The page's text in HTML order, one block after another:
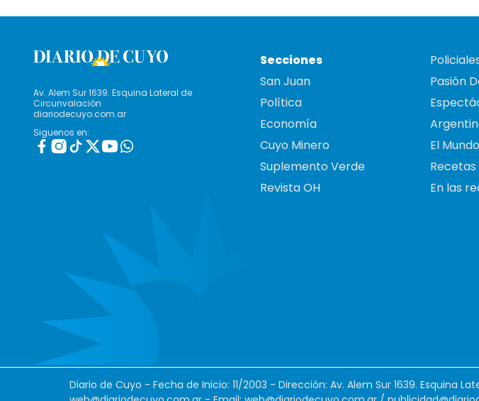
Av. Alem Sur 1639. Esquina Lateral de
Circunvalación
diariodecuyo.com.ar
Siguenos en:
Secciones
San Juan
Política
Economía
Cuyo Minero
Suplemento Verde
Revista OH
Pasión
El Mundo
Recetas
En las
Diario de Cuyo - Fecha de Inicio: 11/2003 - Dirección: Av. Alem Sur 1639. Esquina